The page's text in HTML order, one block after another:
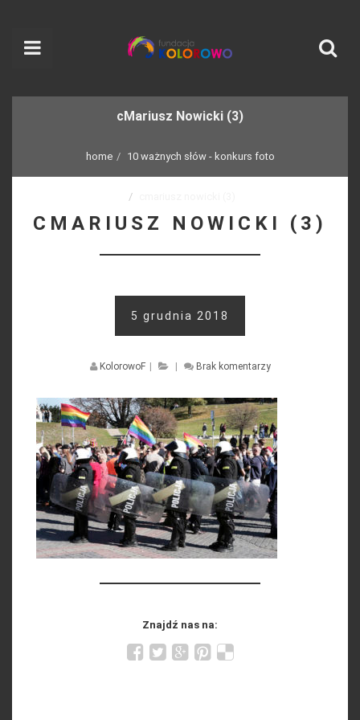
cMariusz Nowicki (3)
home 10 ważnych słów - konkurs foto
CMARIUSZ NOWICKI (3)
5 grudnia 2018
KolorowoF Brak komentarzy
Znajdź nas na: